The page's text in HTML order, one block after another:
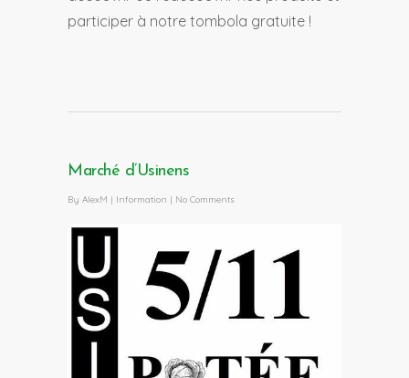
participer à notre tombola gratuite !
Marché d’Usinens
By AlexM | Information | No Comments